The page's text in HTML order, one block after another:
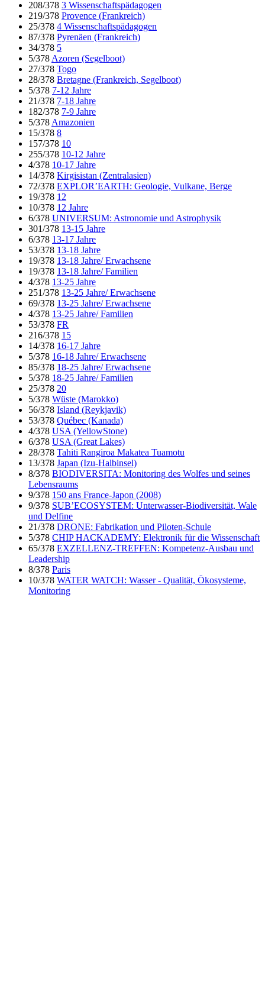
208/378 3 Wissenschaftspädagogen
219/378 Provence (Frankreich)
25/378 4 Wissenschaftspädagogen
87/378 Pyrenäen (Frankreich)
34/378 5
5/378 Azoren (Segelboot)
27/378 Togo
28/378 Bretagne (Frankreich, Segelboot)
5/378 7-12 Jahre
21/378 7-18 Jahre
182/378 7-9 Jahre
5/378 Amazonien
15/378 8
157/378 10
255/378 10-12 Jahre
4/378 10-17 Jahre
14/378 Kirgisistan (Zentralasien)
72/378 EXPLOR’EARTH: Geologie, Vulkane, Berge
19/378 12
10/378 12 Jahre
6/378 UNIVERSUM: Astronomie und Astrophysik
301/378 13-15 Jahre
6/378 13-17 Jahre
53/378 13-18 Jahre
19/378 13-18 Jahre/ Erwachsene
19/378 13-18 Jahre/ Familien
4/378 13-25 Jahre
251/378 13-25 Jahre/ Erwachsene
69/378 13-25 Jahre/ Erwachsene
4/378 13-25 Jahre/ Familien
53/378 FR
216/378 15
14/378 16-17 Jahre
5/378 16-18 Jahre/ Erwachsene
85/378 18-25 Jahre/ Erwachsene
5/378 18-25 Jahre/ Familien
25/378 20
5/378 Wüste (Marokko)
56/378 Island (Reykjavik)
53/378 Québec (Kanada)
4/378 USA (YellowStone)
6/378 USA (Great Lakes)
28/378 Tahiti Rangiroa Makatea Tuamotu
13/378 Japan (Izu-Halbinsel)
8/378 BIODIVERSITA: Monitoring des Wolfes und seines
Lebensraums
9/378 150 ans France-Japon (2008)
9/378 SUB’ECOSYSTEM: Unterwasser-Biodiversität, Wale
und Delfine
21/378 DRONE: Fabrikation und Piloten-Schule
5/378 CHIP HACKADEMY: Elektronik für die Wissenschaft
65/378 EXZELLENZ-TREFFEN: Kompetenz-Ausbau und
Leadership
8/378 Paris
10/378 WATER WATCH: Wasser - Qualität, Ökosysteme,
Monitoring